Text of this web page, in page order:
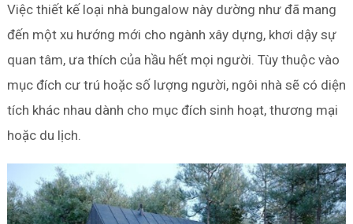
Việc thiết kế loại nhà bungalow này dường như đã mang
đến một xu hướng mới cho ngành xây dựng, khơi dậy sự
quan tâm, ưa thích của hầu hết mọi người. Tùy thuộc vào
mục đích cư trú hoặc số lượng người, ngôi nhà sẽ có diện
tích khác nhau dành cho mục đích sinh hoạt, thương mại
hoặc du lịch.